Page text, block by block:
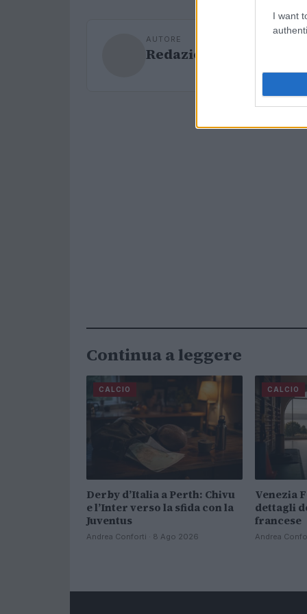
I want
AUTORE
Redazione Sport
Continua a leggere
CALCIO
Derby d’Italia a Perth: Chivu
e l’Inter verso la sfida con la
Juventus
Andrea Conforti · 8 Ago 2026
CALCIO
Venezia
dettagli
francese
Andrea